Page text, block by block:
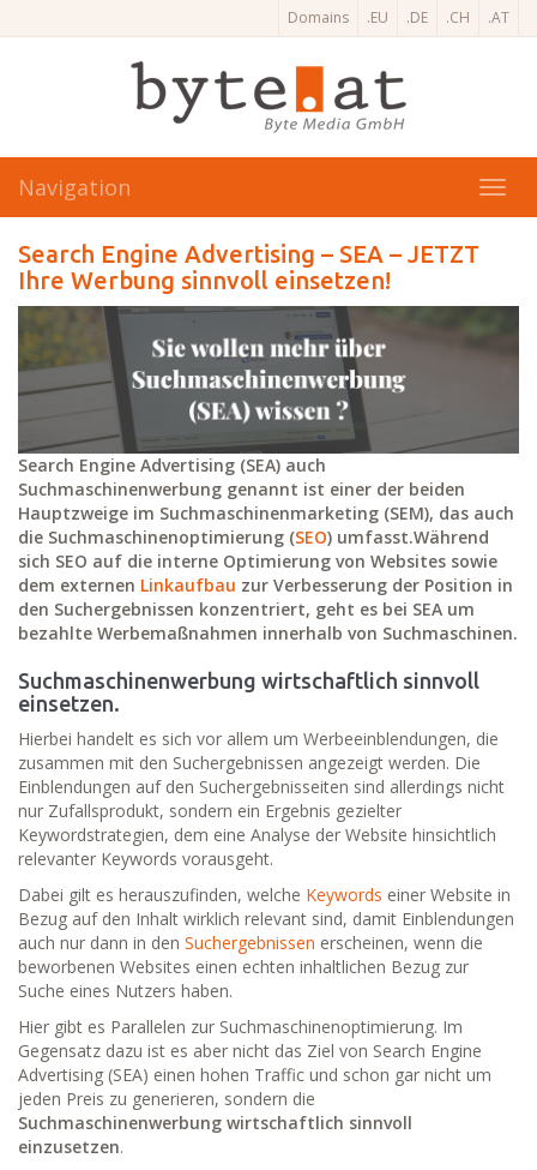
Domains .EU .DE .CH .AT
Navigation
Search Engine Advertising – SEA – JETZT
Ihre Werbung sinnvoll einsetzen!
Search Engine Advertising (SEA) auch
Suchmaschinenwerbung genannt ist einer der beiden
Hauptzweige im Suchmaschinenmarketing (SEM), das auch
die Suchmaschinenoptimierung (SEO) umfasst.Während
sich SEO auf die interne Optimierung von Websites sowie
dem externen Linkaufbau zur Verbesserung der Position in
den Suchergebnissen konzentriert, geht es bei SEA um
bezahlte Werbemaßnahmen innerhalb von Suchmaschinen.
Suchmaschinenwerbung wirtschaftlich sinnvoll
einsetzen.
Hierbei handelt es sich vor allem um Werbeeinblendungen, die
zusammen mit den Suchergebnissen angezeigt werden. Die
Einblendungen auf den Suchergebnisseiten sind allerdings nicht
nur Zufallsprodukt, sondern ein Ergebnis gezielter
Keywordstrategien, dem eine Analyse der Website hinsichtlich
relevanter Keywords vorausgeht.
Dabei gilt es herauszufinden, welche Keywords einer Website in
Bezug auf den Inhalt wirklich relevant sind, damit Einblendungen
auch nur dann in den Suchergebnissen erscheinen, wenn die
beworbenen Websites einen echten inhaltlichen Bezug zur
Suche eines Nutzers haben.
Hier gibt es Parallelen zur Suchmaschinenoptimierung. Im
Gegensatz dazu ist es aber nicht das Ziel von Search Engine
Advertising (SEA) einen hohen Traffic und schon gar nicht um
jeden Preis zu generieren, sondern die
Suchmaschinenwerbung wirtschaftlich sinnvoll
einzusetzen.